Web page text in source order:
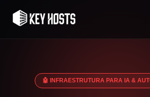
🤖 INFRAESTRUTURA PARA IA &